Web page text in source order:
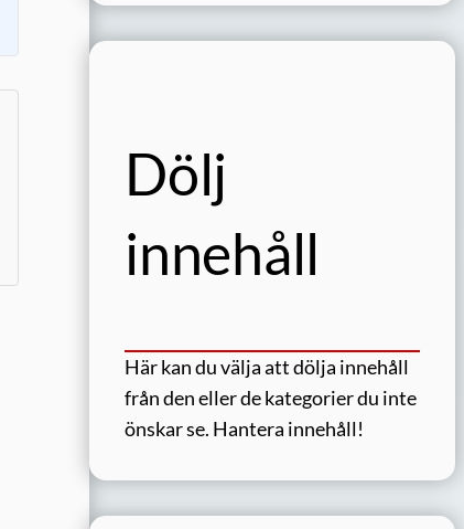
k
Dölj
innehåll
Här kan du välja att dölja innehåll
från den eller de kategorier du inte
önskar se. Hantera innehåll!